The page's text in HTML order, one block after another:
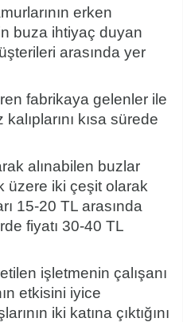
erken
buza ihtiyaç duyan
arasında yer
fabrikaya gelenler ile
kısa sürede
alınabilen buzlar
üzere iki çeşit olarak
15-20 TL arasında
fiyatı 30-40 TL
işletmenin çalışanı
etkisini iyice
iki katına çıktığını